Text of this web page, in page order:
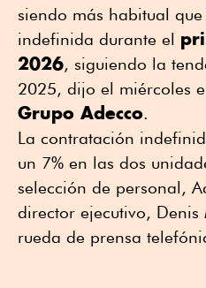
siendo más habitual
indefinida durante el
2026, siguiendo la
2025, dijo el miércoles
Grupo Adecco.
La contratación
⁠un 7% en las dos
selección de personal,
director ejecutivo,
rueda de prensa